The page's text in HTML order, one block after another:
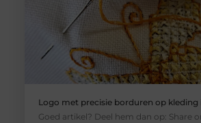
Logo met precisie borduren op
Goed artikel? Deel hem dan op: Share